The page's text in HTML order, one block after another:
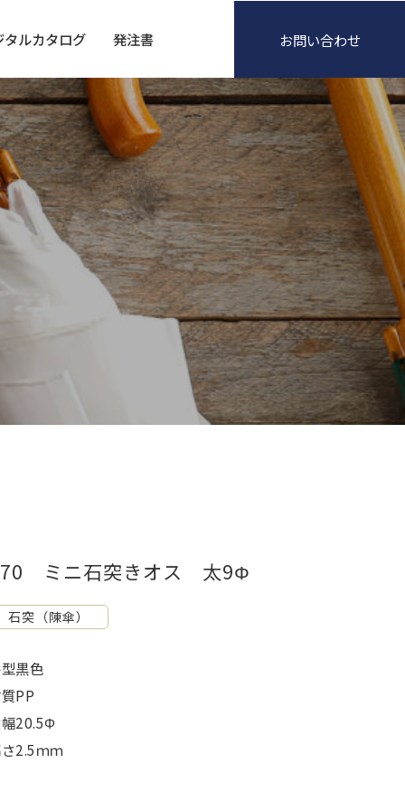
タルカタログ 発注書 お問い合わせ
ミニ石突きオス 太9Φ
石突（陳傘）
黒色
PP
20.5Φ
2.5ｍｍ